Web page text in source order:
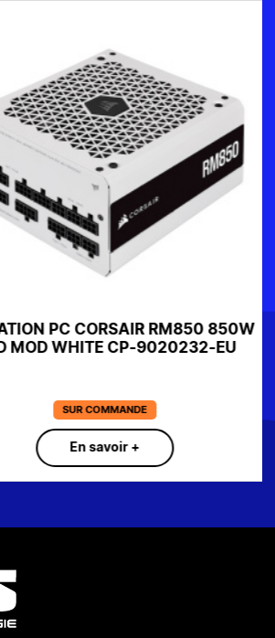
PC CORSAIR RM850 850W
WHITE CP-9020232-EU
SUR COMMANDE
En savoir +